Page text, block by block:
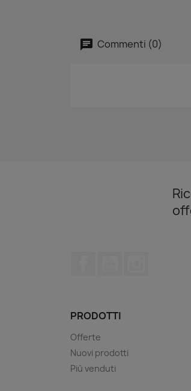
Commenti (0)
PRODOTTI
Offerte
Nuovi prodotti
Più venduti